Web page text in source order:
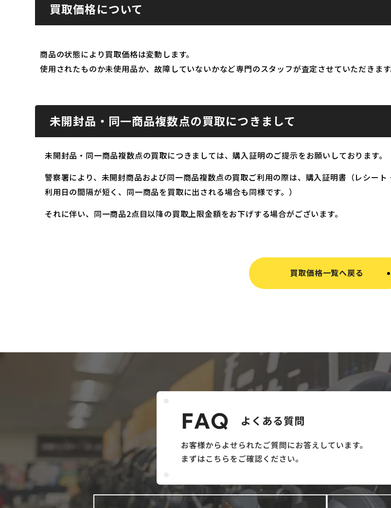
買取価格について
商品の状態により買取価格は変動します。
使用されたものか未使用品か、故障していないかなど専門のスタッフが査定させていただきます
未開封品・同一商品複数点の買取につきまして
未開封品・同一商品複数点の買取につきましては、購入証明のご提示をお願いしております。
警察署により、未開封商品および同一商品複数点の買取ご利用の際は、購入証明書（レシー
利用日の間隔が短く、同一商品を買取に出される場合も同様です。）
それに伴い、同一商品2点目以降の買取上限金額をお下げする場合がございます。
買取価格一覧へ戻る